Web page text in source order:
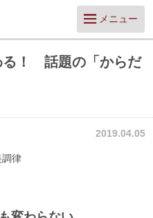
メニュー
る！ 話題の「からだ
2019.04.05
調律